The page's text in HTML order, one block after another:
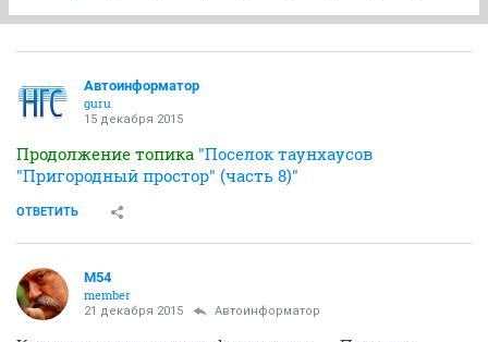
Автоинформатор
guru
15 декабря 2015
Продолжение топика "Поселок таунхаусов
"Пригородный простор" (часть 8)"
ОТВЕТИТЬ
M54
member
21 декабря 2015 Автоинформатор